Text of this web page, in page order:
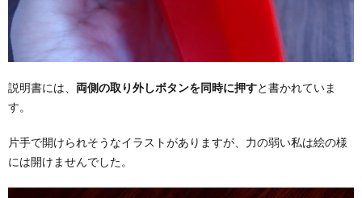
説明書には、 両側の取り外しボタンを同時に押すと書かれていま
す。
片手で開けられそうなイラストがありますが、力の弱い私は絵の様
には開けませんでした。